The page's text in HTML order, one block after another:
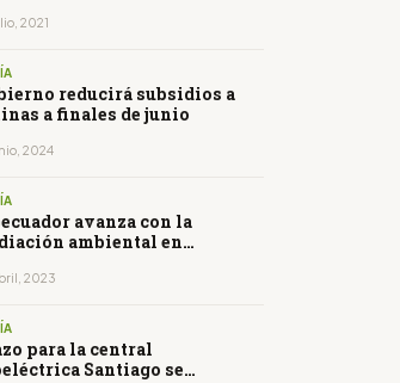
2021
reducirá subsidios a
a finales de junio
2024
avanza con la
ambiental en
2023
para la central
Santiago se